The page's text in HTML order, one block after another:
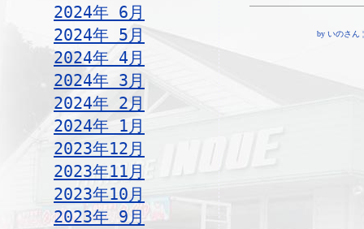
2024年 6月
2024年 5月
2024年 4月
2024年 3月
2024年 2月
2024年 1月
2023年12月
2023年11月
2023年10月
2023年 9月
by いのさん